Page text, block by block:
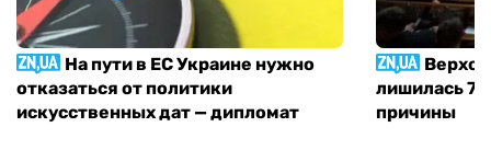
На пути в ЕС Украине нужно
отказаться от политики
искусственных дат — дипломат
лишилась 71
причины